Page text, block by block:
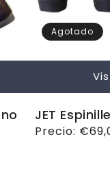
Agotado
JET
Precio
Precio: